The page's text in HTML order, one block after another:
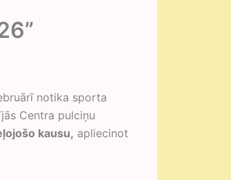
notika sporta
Centra pulciņu
kausu, apliecinot